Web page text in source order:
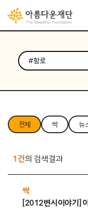
전체 싹 뉴
1건의 검색결과
싹
[2012변시이야기]